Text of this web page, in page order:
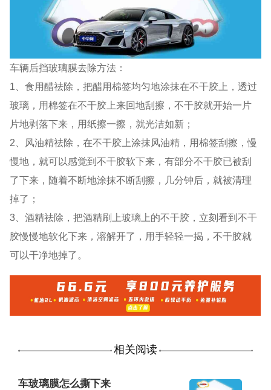
车辆后挡玻璃膜去除方法：
1、食用醋祛除，把醋用棉签均匀地涂抹在不干胶上，透过
玻璃，用棉签在不干胶上来回地刮擦，不干胶就开始一片
片地剥落下来，用纸擦一擦，就光洁如新；
2、风油精祛除，在不干胶上涂抹风油精，用棉签刮擦，慢
慢地，就可以感觉到不干胶软下来，有部分不干胶已被刮
了下来，随着不断地涂抹不断刮擦，几分钟后，就被清理
掉了；
3、酒精祛除，把酒精刷上玻璃上的不干胶，立刻看到不干
胶慢慢地软化下来，溶解开了，用手轻轻一揭，不干胶就
可以干净地掉了。
相关阅读
车玻璃膜怎么撕下来